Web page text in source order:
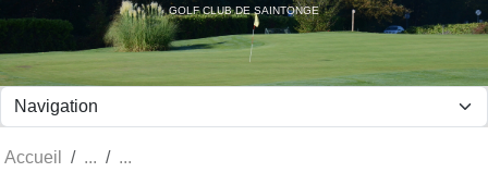
GOLF CLUB DE SAINTONGE
Accueil
Panneau de gestion des cookies